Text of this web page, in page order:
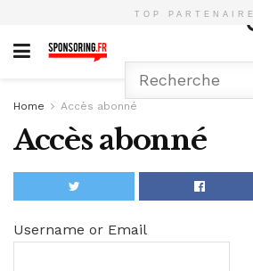
TOP
Home Accès abonné
Accès abonné
Username or Email